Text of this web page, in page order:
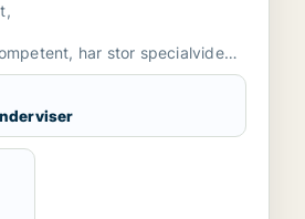
har stor specialviden